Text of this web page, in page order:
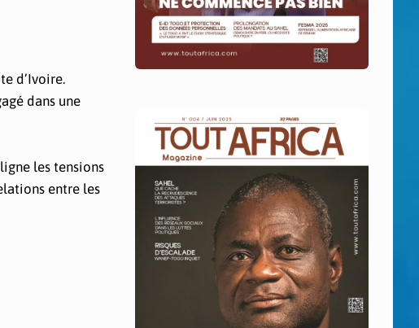
d’Ivoire.
dans une
les tensions
entre les